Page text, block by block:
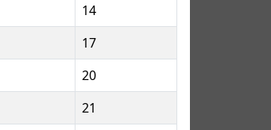
14
17
20
21